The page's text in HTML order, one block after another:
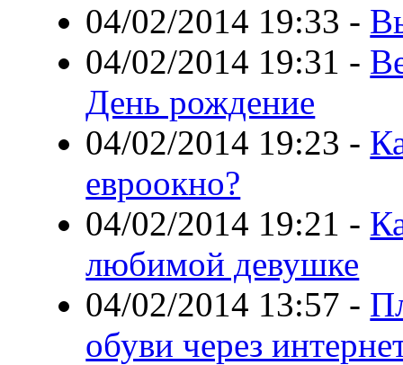
04/02/2014 19:33 -
04/02/2014 19:31 -
День рождение
04/02/2014 19:23 -
евроокно?
04/02/2014 19:21 -
любимой девушке
04/02/2014 13:57 -
обуви через